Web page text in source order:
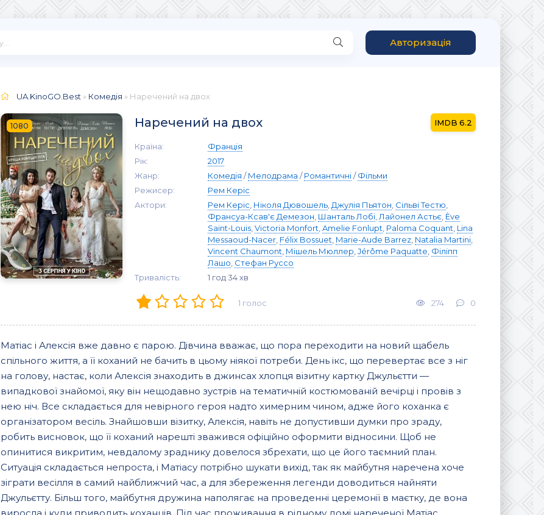
Авторизація
UA.KinoGO.Best » Комедія » Наречений на двох
1080 Наречений на двох 6.2
Країна:
Франція
Рік:
2017
Жанр:
Комедія /Мелодрама /Романтичні/Фільми
Режисер:
Рем Керіс
Актори:
Рем Керіс Ніколя Дювошель Джулія Пьятон Сільві Тестю
Франсуа-Ксав'є Демезон Шанталь Лобі Лайонел Астьє Ève
Saint-Louis Victoria Monfort Amelie Fonlupt Paloma Coquant Lina
Messaoud-Nacer Félix Bossuet Marie-Aude Barrez Natalia Martini
Vincent Chaumont Мішель Мюллер Jérôme Paquatte Філіпп
Лашо Стефан Руссо
Тривалість:
1 год 34 хв
1 голос 274 0
Матіас і Алексія вже давно є парою. Дівчина вважає, що пора переходити на новий щабель
спільного життя, а її коханий не бачить в цьому ніякої потреби. День ікс, що перевертає все з ніг
на голову, настає, коли Алексія знаходить в джинсах хлопця візитну картку Джульєтти —
випадкової знайомої, яку він нещодавно зустрів на тематичній костюмованій вечірці і провів з
нею ніч. Все складається для невірного героя надто химерним чином, адже його коханка є
організатором весіль. Знайшовши візитку, Алексія, навіть не допустивши думки про зраду,
робить висновок, що її коханий нарешті зважився офіційно оформити відносини. Щоб не
опинитися викритим, невдалому зраднику довелося збрехати, що це його таємний план.
Ситуація складається непроста, і Матіасу потрібно шукати вихід, так як майбутня наречена хоче
зіграти весілля в самий найближчий час, а для збереження легенди доводиться найняти
Джульєтту. Більш того, майбутня дружина наполягає на проведенні церемонії в маєтку, де вона